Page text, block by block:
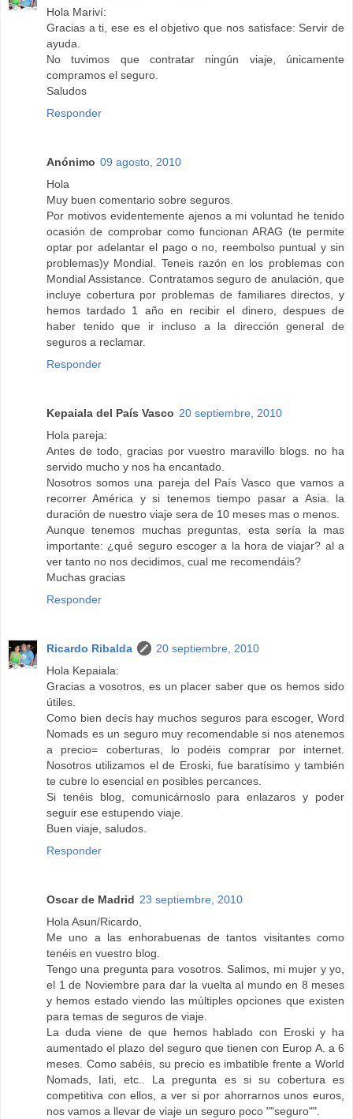
Hola Mariví:
Gracias a ti, ese es el objetivo que nos satisface: Servir de
ayuda.
No tuvimos que contratar ningún viaje, únicamente
compramos el seguro.
Saludos
Responder
Anónimo 09 agosto, 2010
Hola
Muy buen comentario sobre seguros.
Por motivos evidentemente ajenos a mi voluntad he tenido
ocasión de comprobar como funcionan ARAG (te permite
optar por adelantar el pago o no, reembolso puntual y sin
problemas)y Mondial. Teneis razón en los problemas con
Mondial Assistance. Contratamos seguro de anulación, que
incluye cobertura por problemas de familiares directos, y
hemos tardado 1 año en recibir el dinero, despues de
haber tenido que ir incluso a la dirección general de
seguros a reclamar.
Responder
Kepaiala del País Vasco 20 septiembre, 2010
Hola pareja:
Antes de todo, gracias por vuestro maravillo blogs. no ha
servido mucho y nos ha encantado.
Nosotros somos una pareja del País Vasco que vamos a
recorrer América y si tenemos tiempo pasar a Asia. la
duración de nuestro viaje sera de 10 meses mas o menos.
Aunque tenemos muchas preguntas, esta sería la mas
importante: ¿qué seguro escoger a la hora de viajar? al a
ver tanto no nos decidimos, cual me recomendáis?
Muchas gracias
Responder
Ricardo Ribalda
20 septiembre, 2010
Hola Kepaiala:
Gracias a vosotros, es un placer saber que os hemos sido
útiles.
Como bien decís hay muchos seguros para escoger, Word
Nomads es un seguro muy recomendable si nos atenemos
a precio= coberturas, lo podéis comprar por internet.
Nosotros utilizamos el de Eroski, fue baratísimo y también
te cubre lo esencial en posibles percances.
Si tenéis blog, comunicárnoslo para enlazaros y poder
seguir ese estupendo viaje.
Buen viaje, saludos.
Responder
Oscar de Madrid 23 septiembre, 2010
Hola Asun/Ricardo,
Me uno a las enhorabuenas de tantos visitantes como
tenéis en vuestro blog.
Tengo una pregunta para vosotros. Salimos, mi mujer y yo,
el 1 de Noviembre para dar la vuelta al mundo en 8 meses
y hemos estado viendo las múltiples opciones que existen
para temas de seguros de viaje.
La duda viene de que hemos hablado con Eroski y ha
aumentado el plazo del seguro que tienen con Europ A. a 6
meses. Como sabéis, su precio es imbatible frente a World
Nomads, Iati, etc.. La pregunta es si su cobertura es
competitiva con ellos, a ver si por ahorrarnos unos euros,
nos vamos a llevar de viaje un seguro poco ""seguro"".